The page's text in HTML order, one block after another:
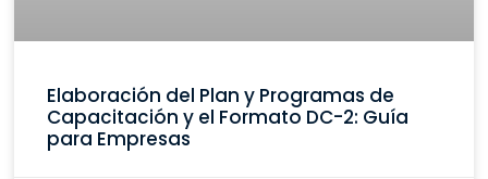
Elaboración del Plan y Programas de
Capacitación y el Formato DC-2: Guía
para Empresas